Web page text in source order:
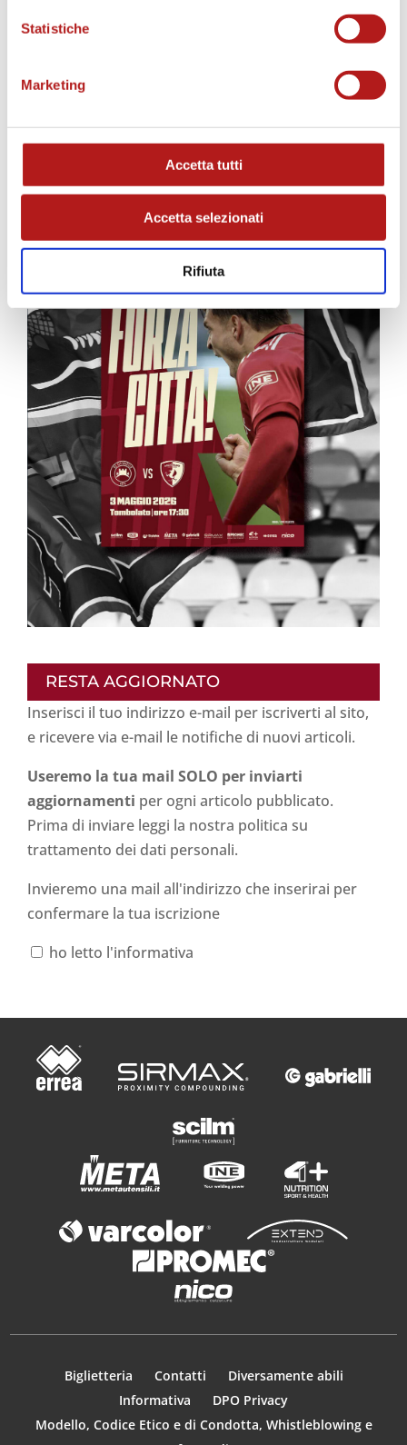
Statistiche
Marketing
Accetta tutti
Accetta selezionati
Rifiuta
MATCH PROGRAM
RESTA AGGIORNATO
Inserisci il tuo indirizzo e-mail per iscriverti al sito,
e ricevere via e-mail le notifiche di nuovi articoli.
Useremo la tua mail SOLO per inviarti
aggiornamenti per ogni articolo pubblicato.
Prima di inviare leggi la nostra politica su
trattamento dei dati personali.
Invieremo una mail all'indirizzo che inserirai per
confermare la tua iscrizione
ho letto l'informativa
Biglietteria Contatti
Diversamente abili
Informativa
DPO Privacy
Modello, Codice Etico e di Condotta, Whistleblowing e